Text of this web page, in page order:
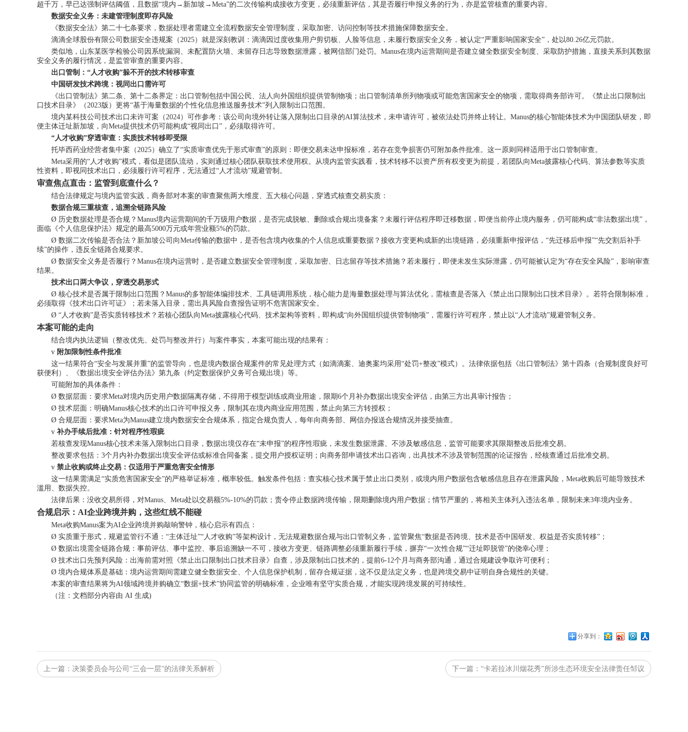
超千万，早已达强制评估阈值，且数据“境内→新加坡→Meta”的二次传输构成接收方变更，必须重新评估，其是否履行申报义务的行为， 亦是监管核查的重要内容。
数据安全义务：未建管理制度即存风险
《数据安全法》第二十七条要求，数据处理者需建立全流程数据安全管理制度，采取加密、访问控制等技术措施保障数据安全。
滴滴全球股份有限公司数据安全违规案（2025）就是深刻教训：滴滴因过度收集用户剪切板、人脸等信息，未履行数据安全义务，被认定“严重影响国家安全”，处以80.26亿元罚款。
类似地，山东某医学检验公司因系统漏洞、未配置防火墙、未留存日志导致数据泄露，被网信部门处罚。 Manus在境内运营期间是否建立健全数据安全制度、采取防护措施，直接关系到其数据
安全义务的履行情况，是监管审查的重要内容。
出口管制： “人才收购”躲不开的技术转移审查
中国研发技术跨境：视同出口需许可
《出口管制法》第二条、第十二条界定：出口管制包括中国公民、法人向外国组织提供管制物项；出口管制清单所列物项或可能危害国家安全的物项，需取得商务部许可。《禁止出口限制出
口技术目录》（2023版）更将“基于海量数据的个性化信息推送服务技术”列入限制出口范围。
境内某科技公司技术出口未许可案（2024）可作参考：该公司向境外转让落入限制出口目录的AI算法技术，未申请许可，被依法处罚并终止转让。Manus的核心智能体技术为中国团队研发，即
便主体迁址新加坡，向Meta提供技术仍可能构成“视同出口”，必须取得许可。
“人才收购”穿透审查：实质技术转移即受限
托毕西药业经营者集中案（2025）确立了“实质审查优先于形式审查”的原则：即便交易未达申报标准，若存在竞争损害仍可附加条件批准。这一原则同样适用于出口管制审查。
Meta采用的“人才收购”模式，看似是团队流动，实则通过核心团队获取技术使用权。从境内监管实践看，技术转移不以资产所有权变更为前提，若团队向Meta披露核心代码、算法参数等实质
性资料，即视同技术出口，必须履行许可程序，无法通过“人才流动”规避管制。
审查焦点直击：监管到底查什么？
结合法律规定与境内监管实践，商务部对本案的审查聚焦两大维度、五大核心问题，穿透式核查交易实质：
数据合规三重核查，追溯全链路风险
Ø 历史数据处理是否合规？ Manus境内运营期间的千万级用户数据，是否完成脱敏、删除或合规出境备案？未履行评估程序即迁移数据，即便当前停止境内服务，仍可能构成“非法数据出境”，
面临《个人信息保护法》规定的最高5000万元或年营业额5%的罚款。
Ø 数据二次传输是否合法？新加坡公司向Meta传输的数据中，是否包含境内收集的个人信息或重要数据？接收方变更构成新的出境链路，必须重新申报评估，“先迁移后申报”“先交割后补手
续”的操作，违反全链路合规要求。
Ø 数据安全义务是否履行？ Manus在境内运营时，是否建立数据安全管理制度，采取加密、日志留存等技术措施？若未履行，即便未发生实际泄露，仍可能被认定为“存在安全风险”，影响审查
结果。
技术出口两大争议，穿透交易形式
Ø 核心技术是否属于限制出口范围？ Manus的多智能体编排技术、工具链调用系统，核心能力是海量数据处理与算法优化，需核查是否落入《禁止出口限制出口技术目录》。若符合限制标准，
必须取得《技术出口许可证》；若未落入目录，需出具风险自查报告证明不危害国家安全。
Ø “人才收购”是否实质转移技术？若核心团队向Meta披露核心代码、技术架构等资料，即构成“向外国组织提供管制物项”，需履行许可程序，禁止以“人才流动”规避管制义务。
本案可能的走向
结合境内执法逻辑（整改优先、处罚与整改并行）与案件事实，本案可能出现的结果有 ：
v 附加限制性条件批准
这一结果符合“安全与发展并重”的监管导向，也是境内数据合规案件的常见处理方式（如滴滴案、迪奥案均采用“处罚+整改”模式）。法律依据包括《出口管制法》第十四条（合规制度良好可
获便利）、《数据出境安全评估办法》第九条（约定数据保护义务可合规出境）等。
可能附加的具体条件：
Ø 数据层面：要求Meta对境内历史用户数据隔离存储，不得用于模型训练或商业用途，限期6个月补办数据出境安全评估，由第三方出具审计报告；
Ø 技术层面：明确Manus核心技术的出口许可申报义务，限制其在境内商业应用范围，禁止向第三方转授权；
Ø 合规层面：要求Meta为Manus建立境内数据安全合规体系，指定合规负责人，每年向商务部、网信办报送合规情况并接受抽查。
v 补办手续后批准：针对程序性瑕疵
若核查发现Manus核心技术未落入限制出口目录，数据出境仅存在“未申报”的程序性瑕疵，未发生数据泄露、不涉及敏感信息，监管可能要求其限期整改后批准交易。
整改要求包括： 3个月内补办数据出境安全评估或标准合同备案，提交用户授权证明；向商务部申请技术出口咨询，出具技术不涉及管制范围的论证报告，经核查通过后批准交易。
v 禁止收购或终止交易：仅适用于严重危害安全情形
这一结果需满足“实质危害国家安全”的严格举证标准，概率较低。触发条件包括：查实核心技术属于禁止出口类别，或境内用户数据包含敏感信息且存在泄露风险，Meta收购后可能导致技术
滥用、数据失控。
法律后果：没收交易所得，对Manus、Meta处以交易额5%-10%的罚款；责令停止数据跨境传输，限期删除境内用户数据；情节严重的，将相关主体列入违法名单，限制未来3年境内业务。
合规启示： AI企业跨境并购，这些红线不能碰
Meta收购Manus案为AI企业跨境并购敲响警钟，核心启示有四点：
Ø 实质重于形式，规避监管行不通： “主体迁址”“人才收购”等架构设计，无法规避数据合规与出口管制义务，监管聚焦“数据是否跨境、技术是否中国研发、权益是否实质转移”；
Ø 数据出境需全链路合规：事前评估、事中监控、事后追溯缺一不可，接收方变更、链路调整必须重新履行手续，摒弃“一次性合规”“迁址即脱管”的侥幸心理；
Ø 技术出口先预判风险：出海前需对照《禁止出口限制出口技术目录》自查，涉及限制出口技术的，提前6-12个月与商务部沟通，通过合规建设争取许可便利；
Ø 境内合规体系是基础：境内运营期间需建立健全数据安全、个人信息保护机制，留存合规证据，这不仅是法定义务，也是跨境交易中证明自身合规性的关键。
本案的审查结果将为AI领域跨境并购确立“数据+技术”协同监管的明确标准，企业唯有坚守实质合规，才能实现跨境发展的可持续性。
（注：文档部分内容由 AI 生成)
分享到：
上一篇 ：决策委员会与公司“三会一层”的法律关系解析 下一篇 ：“卡若拉冰川烟花秀”所涉生态环境安全法律责任邹议